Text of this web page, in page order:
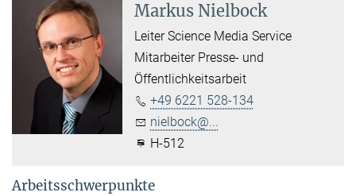
Markus Nielbock
Leiter Science Media Service
Mitarbeiter Presse- und
Öffentlichkeitsarbeit
+49 6221 528-134
nielbock@...
H-512
Arbeitsschwerpunkte